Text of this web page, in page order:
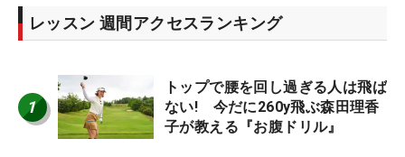
レッスン 週間アクセスランキング
1
トップで腰を回し過ぎる人は飛ば
ない! 今だに260y飛ぶ森田理香
子が教える『お腹ドリル』